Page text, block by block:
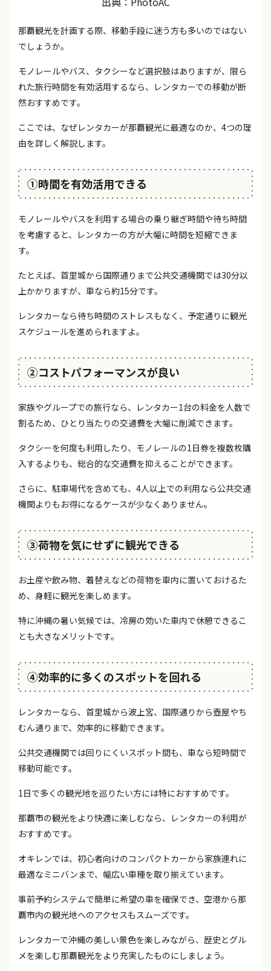
那覇観光を計画する際、移動手段に迷う方も多いのではない
でしょうか。
モノレールやバス、タクシーなど選択肢はありますが、限ら
れた旅行時間を有効活用するなら、レンタカーでの移動が断
然おすすめです。
ここでは、なぜレンタカーが那覇観光に最適なのか、4つの理
由を詳しく解説します。
①時間を有効活用できる
モノレールやバスを利用する場合の乗り継ぎ時間や待ち時間
を考慮すると、レンタカーの方が大幅に時間を短縮できま
す。
たとえば、首里城から国際通りまで公共交通機関では30分以
上かかりますが、車なら約15分です。
レンタカーなら待ち時間のストレスもなく、予定通りに観光
スケジュールを進められますよ。
②コストパフォーマンスが良い
家族やグループでの旅行なら、レンタカー1台の料金を人数で
割るため、ひとり当たりの交通費を大幅に削減できます。
タクシーを何度も利用したり、モノレールの1日券を複数枚購
入するよりも、総合的な交通費を抑えることができます。
さらに、駐車場代を含めても、4人以上での利用なら公共交通
機関よりもお得になるケースが少なくありません。
③荷物を気にせずに観光できる
お土産や飲み物、着替えなどの荷物を車内に置いておけるた
め、身軽に観光を楽しめます。
特に沖縄の暑い気候では、冷房の効いた車内で休憩できるこ
とも大きなメリットです。
④効率的に多くのスポットを回れる
レンタカーなら、首里城から波上宮、国際通りから壺屋やち
むん通りまで、効率的に移動できます。
公共交通機関では回りにくいスポット間も、車なら短時間で
移動可能です。
1日で多くの観光地を巡りたい方には特におすすめです。
那覇市の観光をより快適に楽しむなら、レンタカーの利用が
おすすめです。
オキレンでは、初心者向けのコンパクトカーから家族連れに
最適なミニバンまで、幅広い車種を取り揃えています。
事前予約システムで簡単に希望の車を確保でき、空港から那
覇市内の観光地へのアクセスもスムーズです。
レンタカーで沖縄の美しい景色を楽しみながら、歴史とグル
メを楽しむ那覇観光をより充実したものにしましょう。